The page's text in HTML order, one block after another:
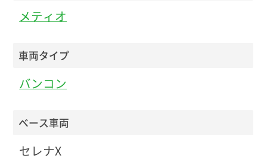
メティオ
車両タイプ
バンコン
ベース車両
セレナX